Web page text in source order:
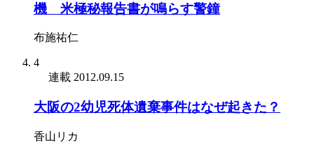
機 米極秘報告書が鳴らす警鐘
布施祐仁
4
連載 2012.09.15
大阪の2幼児死体遺棄事件はなぜ起きた？
香山リカ